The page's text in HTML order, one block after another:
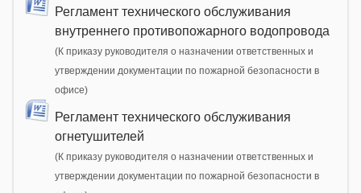
Регламент технического обслуживания
внутреннего противопожарного водопровода
(К приказу руководителя о назначении ответственных и
утверждении документации по пожарной безопасности в
офисе)
Регламент технического обслуживания
огнетушителей
(К приказу руководителя о назначении ответственных и
утверждении документации по пожарной безопасности в